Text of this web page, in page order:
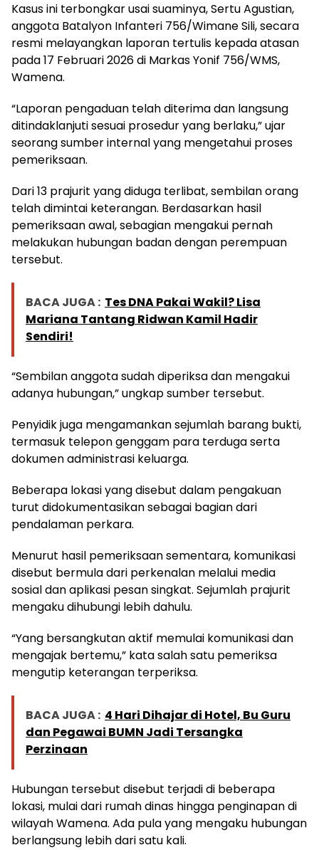
Kasus ini terbongkar usai suaminya, Sertu Agustian,
anggota Batalyon Infanteri 756/Wimane Sili, secara
resmi melayangkan laporan tertulis kepada atasan
pada 17 Februari 2026 di Markas Yonif 756/WMS,
Wamena.
“Laporan pengaduan telah diterima dan langsung
ditindaklanjuti sesuai prosedur yang berlaku,” ujar
seorang sumber internal yang mengetahui proses
pemeriksaan.
Dari 13 prajurit yang diduga terlibat, sembilan orang
telah dimintai keterangan. Berdasarkan hasil
pemeriksaan awal, sebagian mengakui pernah
melakukan hubungan badan dengan perempuan
tersebut.
BACA JUGA : Tes DNA Pakai Wakil? Lisa
Mariana Tantang Ridwan Kamil Hadir
Sendiri!
“Sembilan anggota sudah diperiksa dan mengakui
adanya hubungan,” ungkap sumber tersebut.
Penyidik juga mengamankan sejumlah barang bukti,
termasuk telepon genggam para terduga serta
dokumen administrasi keluarga.
Beberapa lokasi yang disebut dalam pengakuan
turut didokumentasikan sebagai bagian dari
pendalaman perkara.
Menurut hasil pemeriksaan sementara, komunikasi
disebut bermula dari perkenalan melalui media
sosial dan aplikasi pesan singkat. Sejumlah prajurit
mengaku dihubungi lebih dahulu.
“Yang bersangkutan aktif memulai komunikasi dan
mengajak bertemu,” kata salah satu pemeriksa
mengutip keterangan terperiksa.
BACA JUGA : 4 Hari Dihajar di Hotel, Bu Guru
dan Pegawai BUMN Jadi Tersangka
Perzinaan
Hubungan tersebut disebut terjadi di beberapa
lokasi, mulai dari rumah dinas hingga penginapan di
wilayah Wamena. Ada pula yang mengaku hubungan
berlangsung lebih dari satu kali.